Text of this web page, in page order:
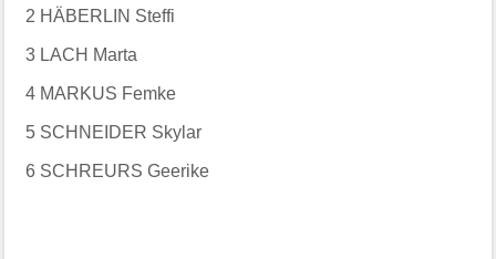
2 HÄBERLIN Steffi
3 LACH Marta
4 MARKUS Femke
5 SCHNEIDER Skylar
6 SCHREURS Geerike